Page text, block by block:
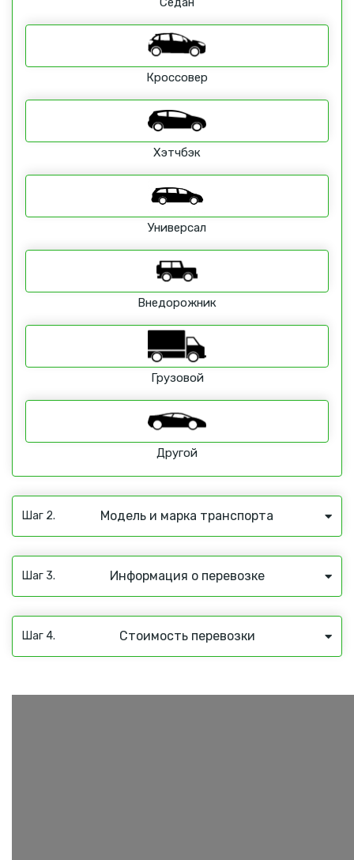
Кроссовер
Хэтчбэк
Универсал
Внедорожник
Грузовой
Другой
Шаг 2. Модель и марка транспорта
Шаг 3. Информация о перевозке
Шаг 4. Стоимость перевозки